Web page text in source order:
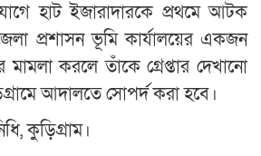
হাট ইজারাদারকে প্রথমে আটক
প্রশাসন ভূমি কার্যালয়ের একজন
মামলা করলে তাঁকে গ্রেপ্তার দেখানো
আদালতে সোপর্দ করা হবে।
কুড়িগ্রাম।